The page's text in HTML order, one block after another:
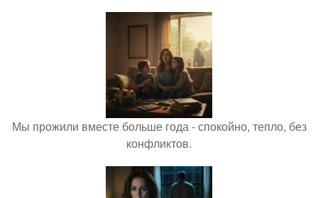
Мы прожили вместе больше года - спокойно, тепло, без
конфликтов.